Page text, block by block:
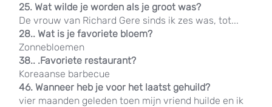
25. Wat wilde je worden als je groot was?
De vrouw van Richard Gere sinds ik zes was, tot...
28.. Wat is je favoriete bloem?
Zonnebloemen
38.. .Favoriete restaurant?
Koreaanse barbecue
46. Wanneer heb je voor het laatst gehuild?
vier maanden geleden toen mijn vriend huilde en ik